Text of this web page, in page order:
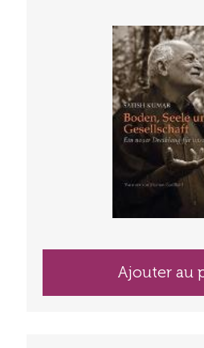
Ajouter au